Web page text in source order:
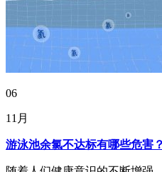
06
11月
游泳池余氯不达标有哪些危害